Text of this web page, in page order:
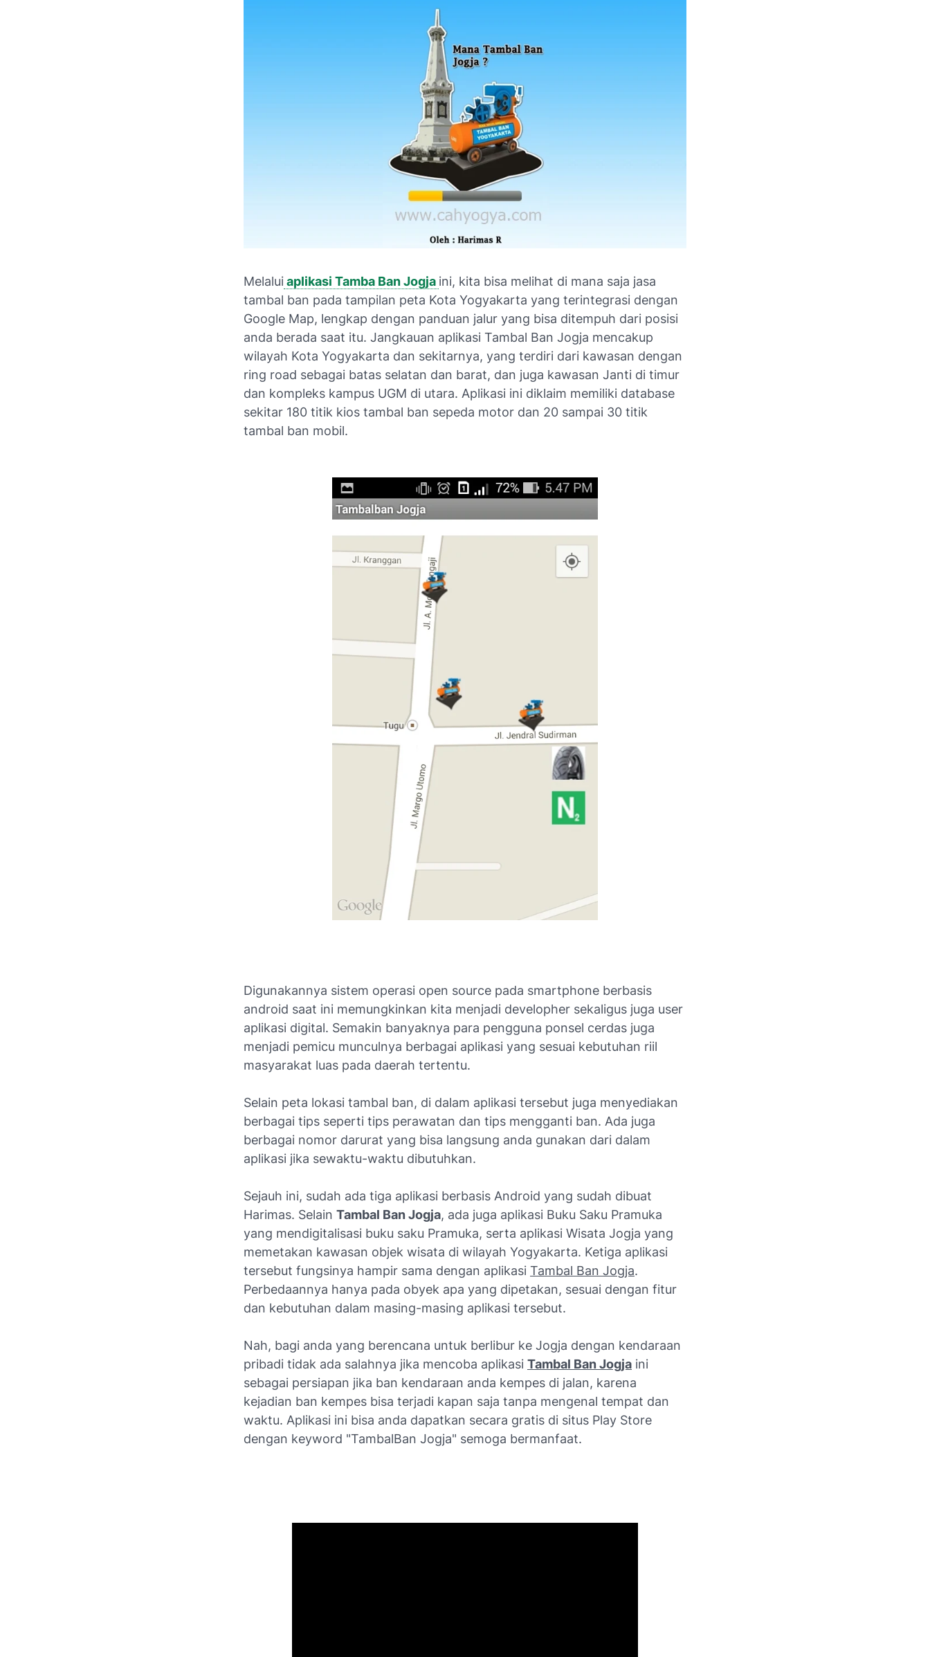
Melaluiaplikasi Tamba Ban Jogja ini, kita bisa melihat di mana saja jasa
tambal ban pada tampilan peta Kota Yogyakarta yang terintegrasi dengan
Google Map, lengkap dengan panduan jalur yang bisa ditempuh dari posisi
anda berada saat itu. Jangkauan aplikasi Tambal Ban Jogja mencakup
wilayah Kota Yogyakarta dan sekitarnya, yang terdiri dari kawasan dengan
ring road sebagai batas selatan dan barat, dan juga kawasan Janti di timur
dan kompleks kampus UGM di utara. Aplikasi ini diklaim memiliki database
sekitar 180 titik kios tambal ban sepeda motor dan 20 sampai 30 titik
tambal ban mobil.
Digunakannya sistem operasi open source pada smartphone berbasis
android saat ini memungkinkan kita menjadi developher sekaligus juga user
aplikasi digital. Semakin banyaknya para pengguna ponsel cerdas juga
menjadi pemicu munculnya berbagai aplikasi yang sesuai kebutuhan riil
masyarakat luas pada daerah tertentu.
Selain peta lokasi tambal ban, di dalam aplikasi tersebut juga menyediakan
berbagai tips seperti tips perawatan dan tips mengganti ban. Ada juga
berbagai nomor darurat yang bisa langsung anda gunakan dari dalam
aplikasi jika sewaktu-waktu dibutuhkan.
Sejauh ini, sudah ada tiga aplikasi berbasis Android yang sudah dibuat
Harimas. Selain Tambal Ban Jogja, ada juga aplikasi Buku Saku Pramuka
yang mendigitalisasi buku saku Pramuka, serta aplikasi Wisata Jogja yang
memetakan kawasan objek wisata di wilayah Yogyakarta. Ketiga aplikasi
tersebut fungsinya hampir sama dengan aplikasi Tambal Ban Jogja.
Perbedaannya hanya pada obyek apa yang dipetakan, sesuai dengan fitur
dan kebutuhan dalam masing-masing aplikasi tersebut.
Nah, bagi anda yang berencana untuk berlibur ke Jogja dengan kendaraan
pribadi tidak ada salahnya jika mencoba aplikasi Tambal Ban Jogja ini
sebagai persiapan jika ban kendaraan anda kempes di jalan, karena
kejadian ban kempes bisa terjadi kapan saja tanpa mengenal tempat dan
waktu. Aplikasi ini bisa anda dapatkan secara gratis di situs Play Store
dengan keyword "TambalBan Jogja" semoga bermanfaat.